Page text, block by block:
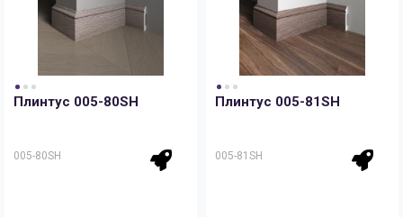
Плинтус 005-80SH
005-80SH
Плинтус 005-81SH
005-81SH